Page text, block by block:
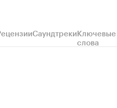
СаундтрекиКлючевые
слова